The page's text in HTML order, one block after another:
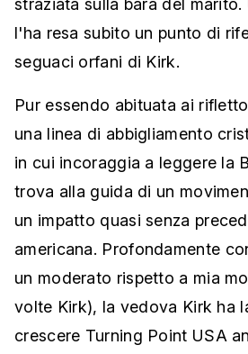
straziata sulla bara del
l'ha resa subito un punto di
seguaci orfani di Kirk.
Pur essendo abituata ai
una linea di abbigliamento
in cui incoraggia a leggere la
trova alla guida di un
un impatto quasi senza
americana. Profondamente
un moderato rispetto a mia
volte Kirk), la vedova Kirk ha
crescere Turning Point USA